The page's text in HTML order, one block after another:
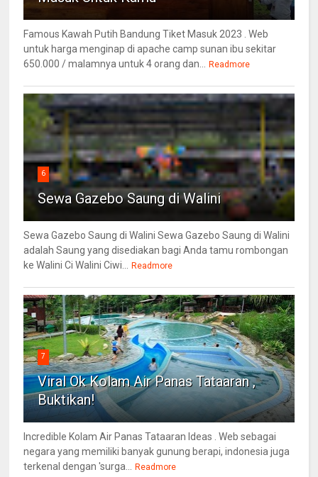
Famous Kawah Putih Bandung Tiket Masuk 2023 . Web
untuk harga menginap di apache camp sunan ibu sekitar
650.000 / malamnya untuk 4 orang dan...
Readmore
6
Sewa Gazebo Saung di Walini
Sewa Gazebo Saung di Walini Sewa Gazebo Saung di Walini
adalah Saung yang disediakan bagi Anda tamu rombongan
ke Walini Ci Walini Ciwi...
Readmore
7
Viral Ok Kolam Air Panas Tataaran ,
Buktikan!
Incredible Kolam Air Panas Tataaran Ideas . Web sebagai
negara yang memiliki banyak gunung berapi, indonesia juga
terkenal dengan 'surga...
Readmore